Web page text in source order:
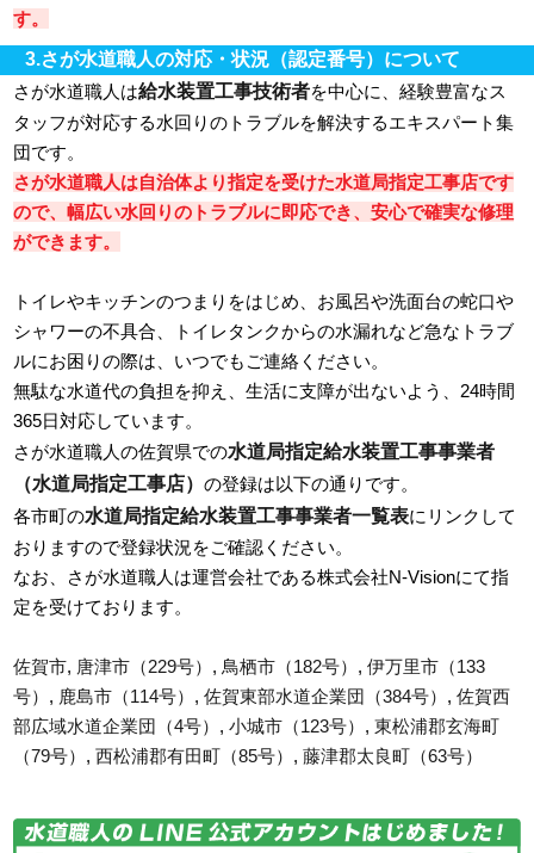
す。
3.さが水道職人の対応・状況（認定番号）について
さが水道職人は給水装置工事技術者を中心に、経験豊富なス
タッフが対応する水回りのトラブルを解決するエキスパート集
団です。
さが水道職人は自治体より指定を受けた水道局指定工事店です
ので、幅広い水回りのトラブルに即応でき、安心で確実な修理
ができます。
トイレやキッチンのつまりをはじめ、お風呂や洗面台の蛇口や
シャワーの不具合、トイレタンクからの水漏れなど急なトラブ
ルにお困りの際は、いつでもご連絡ください。
無駄な水道代の負担を抑え、生活に支障が出ないよう、24時間
365日対応しています。
さが水道職人の佐賀県での水道局指定給水装置工事事業者
（水道局指定工事店）の登録は以下の通りです。
各市町の水道局指定給水装置工事事業者一覧表にリンクして
おりますので登録状況をご確認ください。
なお、さが水道職人は運営会社である株式会社N-Visionにて指
定を受けております。
佐賀市, 唐津市（229号） , 鳥栖市（182号） ,伊万里市（133
号） , 鹿島市（114号） ,佐賀東部水道企業団（384号） ,佐賀西
部広域水道企業団（4号） ,小城市（123号） ,東松浦郡玄海町
（79号） ,西松浦郡有田町（85号） ,藤津郡太良町（63号）